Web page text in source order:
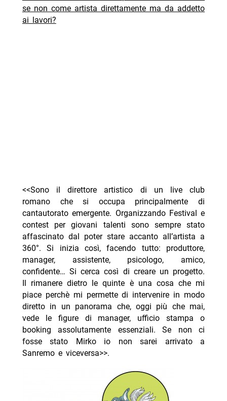
se non come artista direttamente ma da addetto
ai lavori?
<<Sono il direttore artistico di un live club
romano che si occupa principalmente di
cantautorato emergente. Organizzando Festival e
contest per giovani talenti sono sempre stato
affascinato dal poter stare accanto all’artista a
360°. Si inizia così, facendo tutto: produttore,
manager, assistente, psicologo, amico,
confidente… Si cerca così di creare un progetto.
Il rimanere dietro le quinte è una cosa che mi
piace perchè mi permette di intervenire in modo
diretto in un panorama che, oggi più che mai,
vede le figure di manager, ufficio stampa o
booking assolutamente essenziali. Se non ci
fosse stato Mirko io non sarei arrivato a
Sanremo e viceversa>>.